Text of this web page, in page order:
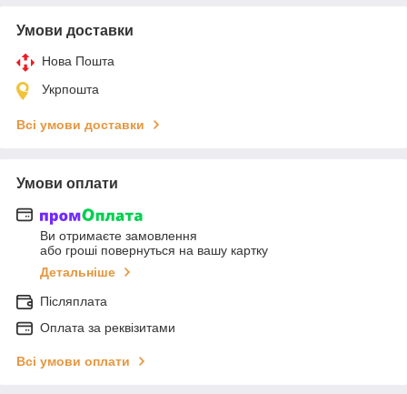
Умови доставки
Нова Пошта
Укрпошта
Всі умови доставки
Умови оплати
Ви отримаєте замовлення
або гроші повернуться на вашу картку
Детальніше
Післяплата
Оплата за реквізитами
Всі умови оплати